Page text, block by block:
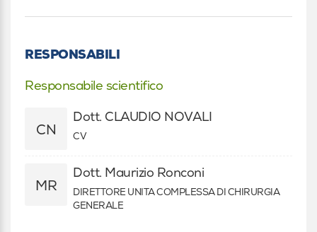
RESPONSABILI
Responsabile scientifico
CN
Dott. CLAUDIO NOVALI
CV
MR
Dott. Maurizio Ronconi
DIRETTORE UNITA COMPLESSA DI CHIRURGIA
GENERALE